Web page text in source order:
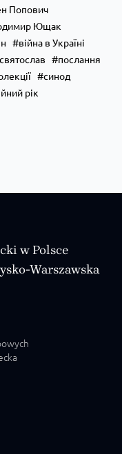
Попович
Ющак
війна в Україні
послання
синод
рік
w Polsce
Warszawska